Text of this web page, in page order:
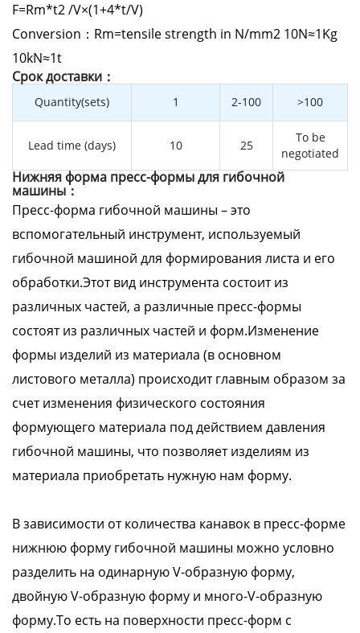
F=Rm*t2 /V×(1+4*t/V)
Conversion：Rm=tensile strength in N/mm2 10N≈1Kg
10kN≈1t
Cрок доставки：
Quantity(sets) 1 2-100 >100
Lead time (days) 10 25
To be
negotiated
Нижняя форма пресс-формы для гибочной
машины：
Пресс-форма гибочной машины – это
вспомогательный инструмент, используемый
гибочной машиной для формирования листа и его
обработки.Этот вид инструмента состоит из
различных частей, а различные пресс-формы
состоят из различных частей и форм.Изменение
формы изделий из материала (в основном
листового металла) происходит главным образом за
счет изменения физического состояния
формующего материала под действием давления
гибочной машины, что позволяет изделиям из
материала приобретать нужную нам форму.
В зависимости от количества канавок в пресс-форме
нижнюю форму гибочной машины можно условно
разделить на одинарную V-образную форму,
двойную V-образную форму и много-V-образную
форму.То есть на поверхности пресс-форм с